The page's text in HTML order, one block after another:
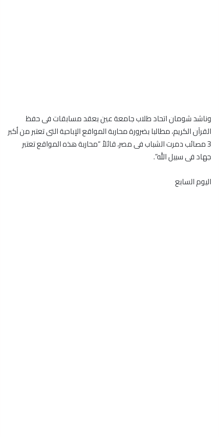
وناشد شومان اتحاد طلاب جامعة عين بعقد مسابقات فى حفظ
القرآن الكريم، مطالبا بضرورة محاربة المواقع الإباحية التى تعتبر من أكبر
3 مصائب دمرت الشباب فى مصر، قائلاً “محاربة هذه المواقع تعتبر
جهاد فى سبيل الله”.
اليوم السابع